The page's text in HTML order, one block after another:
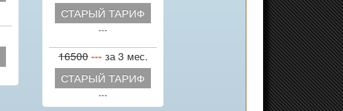
СТАРЫЙ ТАРИФ
---
16500 ---за 3 мес.
СТАРЫЙ ТАРИФ
---